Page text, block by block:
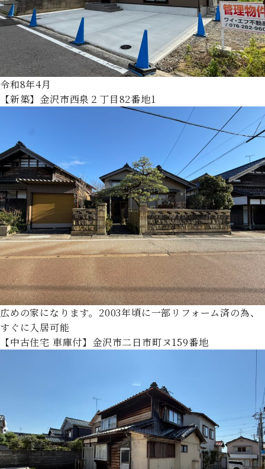
令和8年4月
【新築】金沢市西泉２丁目82番地1
広めの家になります。2003年頃に一部リフォーム済の為、
すぐに入居可能
【中古住宅 車庫付】金沢市二日市町ヌ159番地